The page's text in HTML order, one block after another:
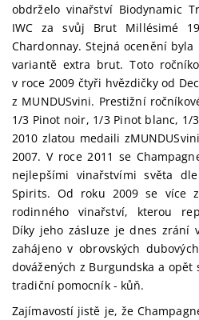
obdrželo vinařství Biodynamic
IWC za svůj Brut Millésimé
Chardonnay. Stejná ocenění
variantě extra brut. Toto
v roce 2009 čtyři hvězdičky od
z MUNDUSvini. Prestižní
1/3 Pinot noir, 1/3 Pinot blanc, 1/
2010 zlatou medaili
2007. V roce 2011 se
nejlepšími vinařstvími světa
Spirits. Od roku 2009 se více
rodinného vinařství, kterou
Díky jeho zásluze je dnes zrání
zahájeno v obrovských
dovážených z Burgundska a
tradiční pomocník - kůň.
Zajímavostí jistě je, že